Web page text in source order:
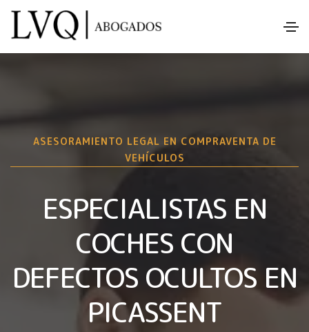
ASESORAMIENTO LEGAL EN COMPRAVENTA DE
VEHÍCULOS
ESPECIALISTAS EN
COCHES CON
DEFECTOS OCULTOS EN
PICASSENT